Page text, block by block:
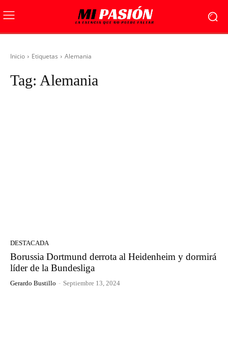
Inicio Etiquetas Alemania
Tag: Alemania
DESTACADA
Borussia Dortmund derrota al Heidenheim y dormirá
líder de la Bundesliga
Gerardo Bustillo - Septiembre 13, 2024